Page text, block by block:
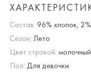
Состав: 96% хлопок,
Сезон: Лето
Цвет строкой: молочный
Пол: Для девочки